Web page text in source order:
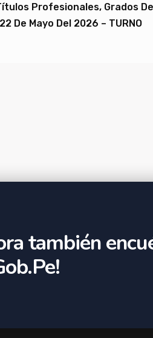
Profesionales, Grados De
De Mayo Del 2026 – TURNO
también